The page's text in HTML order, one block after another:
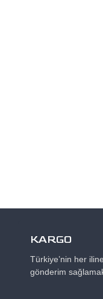
KARGO
Türkiye’nin her
gönderim